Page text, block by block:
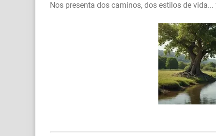
Nos presenta dos caminos, dos estilos de